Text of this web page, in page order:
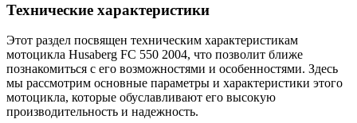
Технические характеристики
Этот раздел посвящен техническим характеристикам
мотоцикла Husaberg FC 550 2004, что позволит ближе
познакомиться с его возможностями и особенностями. Здесь
мы рассмотрим основные параметры и характеристики этого
мотоцикла, которые обуславливают его высокую
производительность и надежность.